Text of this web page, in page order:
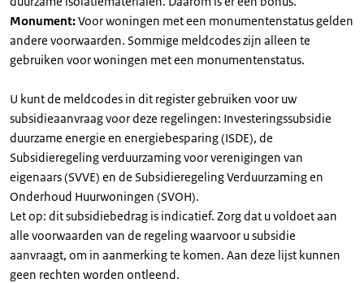
Monument:Voor woningen met een monumentenstatus gelden
andere voorwaarden. Sommige meldcodes zijn alleen te
gebruiken voor woningen met een monumentenstatus.
U kunt de meldcodes in dit register gebruiken voor uw
subsidieaanvraag voor deze regelingen: Investeringssubsidie
duurzame energie en energiebesparing (ISDE), de
Subsidieregeling verduurzaming voor verenigingen van
eigenaars (SVVE) en de Subsidieregeling Verduurzaming en
Onderhoud Huurwoningen (SVOH).
Let op: dit subsidiebedrag is indicatief. Zorg dat u voldoet aan
alle voorwaarden van de regeling waarvoor u subsidie
aanvraagt, om in aanmerking te komen. Aan deze lijst kunnen
geen rechten worden ontleend.